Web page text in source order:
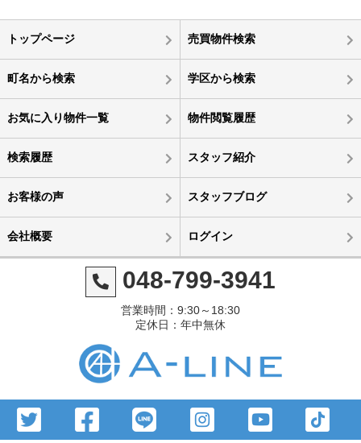
トップページ 売買物件検索
町名から検索 学区から検索
お気に入り物件一覧 物件閲覧履歴
検索履歴 スタッフ紹介
お客様の声 スタッフブログ
会社概要 ログイン
048-799-3941
営業時間：9:30～18:30
定休日：年中無休